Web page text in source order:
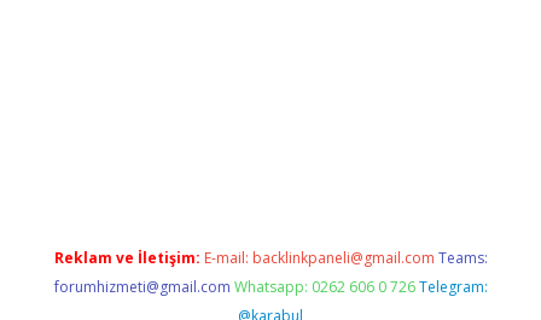
Reklam ve İletişim: E-mail: backlinkpaneli@gmail.com Teams:
forumhizmeti@gmail.com Whatsapp: 0262 606 0 726 Telegram:
@karabul